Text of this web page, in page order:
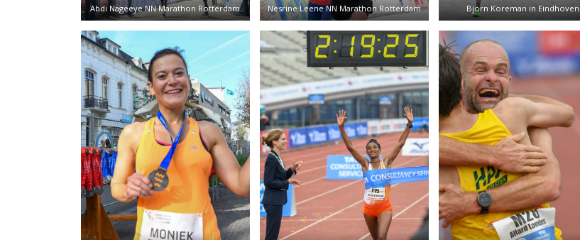
Abdi Nageeye NN Marathon Rotterdam Nesrine Leene NN Marathon Rotterdam Björn Koreman in Eindhoven